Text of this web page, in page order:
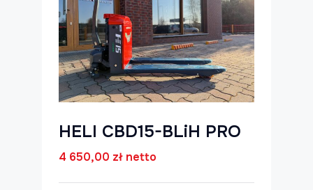
HELI CBD15-BLiH PRO
4 650,00 zł netto